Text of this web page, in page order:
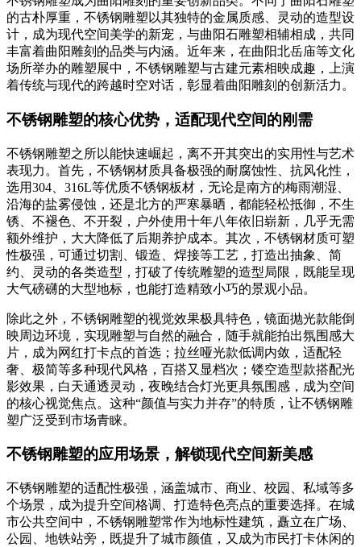
的古朴厚重，不锈钢雕塑以其独特的金属质感、灵动的造型设
计，成为现代空间美学的新宠，与曲阳石雕塑相辅相成，共同
丰富着曲阳雕刻的品类与内涵。近年来，在曲阳北岳庙等文化
场所举办的雕塑展中，不锈钢雕塑与古建元素相映成趣，上演
着传统与现代的跨越时空对话，彰显着曲阳雕刻的创新活力。
不锈钢雕塑的核心优势，适配现代空间的刚需
不锈钢雕塑之所以能快速崛起，离不开其突出的实用性与艺术
表现力。首先，不锈钢材质具备极强的耐腐蚀性、抗风化性，
选用304、316L等优质不锈钢板材，无论是南方的梅雨潮湿、
沿海的盐雾侵蚀，还是北方的严寒暴晒，都能轻松抵御，不生
锈、不褪色、不开裂，户外使用十年八年依旧崭新，几乎无需
额外维护，大大降低了后期养护成本。其次，不锈钢材质可塑
性极强，可通过切割、锻造、焊接等工艺，打造出抽象、简
约、灵动的各类造型，打破了传统雕塑的造型局限，既能呈现
大气磅礴的大型地标，也能打造精致小巧的景观小品。
除此之外，不锈钢雕塑的视觉效果极具特色，镜面抛光款能倒
映周边环境，实现雕塑与自然的融合，随手就能拍出氛围感大
片，成为网红打卡点的首选；拉丝哑光款低调内敛，适配轻
奢、极简等多种现代风格，百搭又显档次；镂空造型款搭配光
影效果，白天通透灵动，夜晚结合灯光更具氛围感，成为空间
的核心视觉焦点。这种“颜值与实力并存”的特质，让不锈钢雕
塑广泛受到市场青睐。
不锈钢雕塑的应用场景，解锁现代空间新美感
不锈钢雕塑的适配性极强，涵盖城市、商业、校园、私域等多
个场景，成为提升空间格调、打造特色亮点的重要选择。在城
市公共空间中，不锈钢雕塑常作为地标性建筑，矗立在广场、
公园、地铁站旁，既提升了城市颜值，又成为市民打卡休闲的